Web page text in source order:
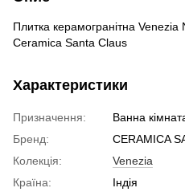
Плитка керамогранітна
Ceramiсa Santa Claus
Характеристики
Призначення:
Ванна
Бренд:
CERAMICA
Колекція:
Venezia
Країна:
Індія